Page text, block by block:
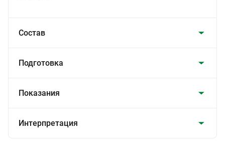
Состав
Подготовка
Показания
Интерпретация